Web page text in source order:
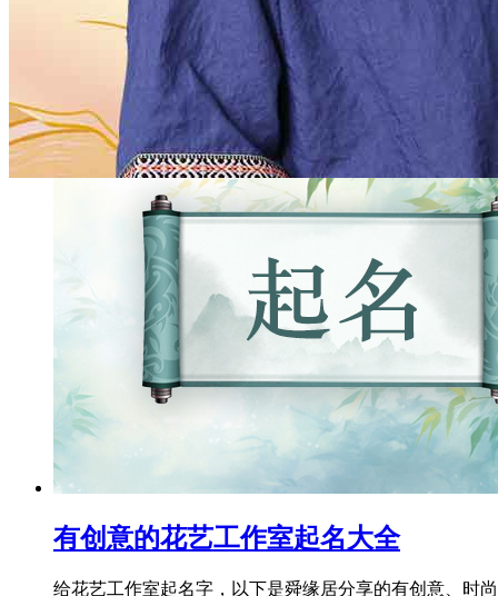
会让人有一种全新之感。 2、部首改名法 部首作
字的构件具有双重性，一方面它本身具有一定含义，特
易义五行方面，其含义
2023-08-09
有创意的花艺工作室起名大全
给花艺工作室起名字，以下是舜缘居分享的有创意、时